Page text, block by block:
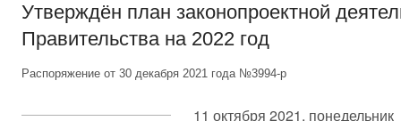
Утверждён план законопроектной
Правительства на 2022 год
Распоряжение от 30 декабря 2021 года №3994-р
11 октября 2021, понедельник